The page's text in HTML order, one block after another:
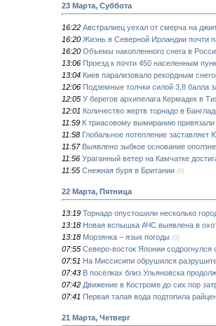
23 Марта, Суббота
16:22 Австралиец уехал от смерча на
16:20 Жизнь в Северной Ирландии почти
16:20 Объемы накопленного снега в
13:06 Проезд к почти 450 населенным
13:04 Киев парализовало рекордным
12:06 Подземные толчки силой 3,8 балла
12:05 У берегов архипелага Кермадек в
12:01 Количество жертв торнадо в
11:59 К триасовому вымиранию
11:58 Глобальное потепление
11:57 Выявлено зыбкое основание
11:56 Ураганный ветер на Камчатке
11:55 Снежная буря в Британии (0)
22 Марта, Пятница
13:19 Торнадо опустошили несколько
13:18 Новая вспышка АЧС выявлена в
13:18 Морзянка – язык погоды (0)
07:55 Северо-восток Японии содрогнулся
07:51 На Миссисипи обрушился
07:43 В посёлках близ Ульяновска
07:42 Движение в Костроме до сих пор
07:41 Первая талая вода подтопила
21 Марта, Четверг